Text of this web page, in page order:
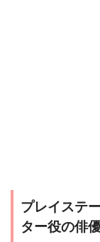
プレイステ
ター役の俳